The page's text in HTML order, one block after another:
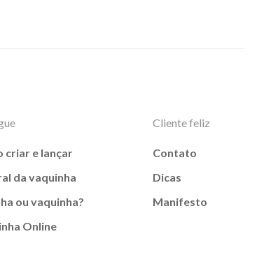
criar e lançar
da vaquinha
ou vaquinha?
Online
Cliente feliz
Contato
Dicas
Manifesto